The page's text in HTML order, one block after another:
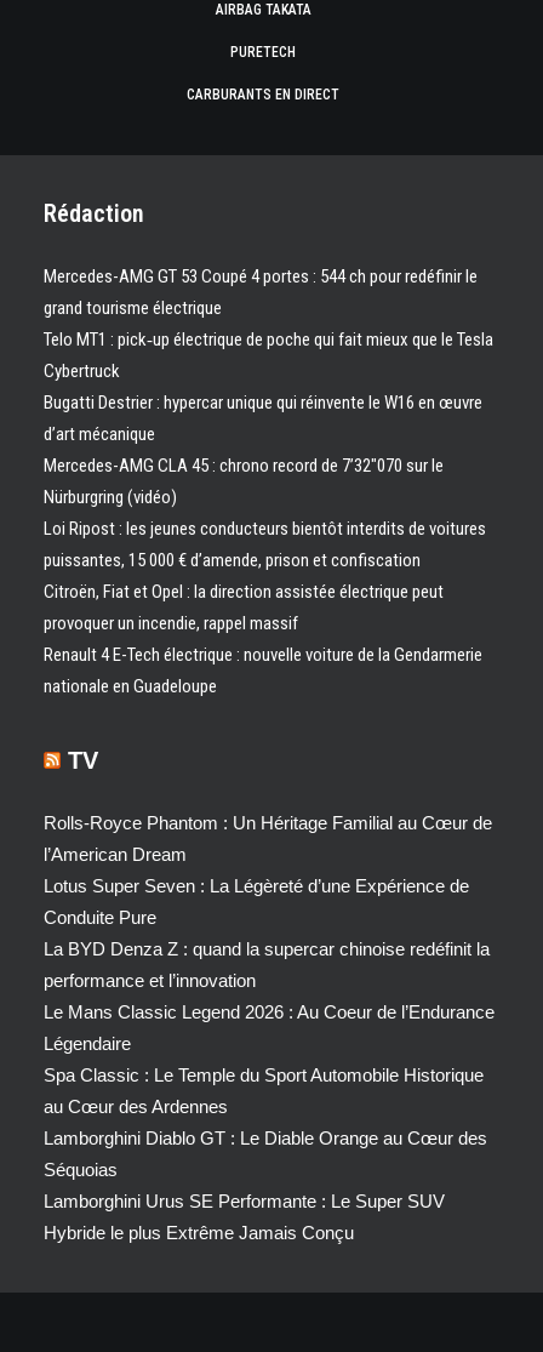
AIRBAG TAKATA
PURETECH
CARBURANTS EN DIRECT
Rédaction
Mercedes-AMG GT 53 Coupé 4 portes : 544 ch pour redéfinir le
grand tourisme électrique
Telo MT1 : pick‑up électrique de poche qui fait mieux que le Tesla
Cybertruck
Bugatti Destrier : hypercar unique qui réinvente le W16 en œuvre
d’art mécanique
Mercedes-AMG CLA 45 : chrono record de 7’32″070 sur le
Nürburgring (vidéo)
Loi Ripost : les jeunes conducteurs bientôt interdits de voitures
puissantes, 15 000 € d’amende, prison et confiscation
Citroën, Fiat et Opel : la direction assistée électrique peut
provoquer un incendie, rappel massif
Renault 4 E-Tech électrique : nouvelle voiture de la Gendarmerie
nationale en Guadeloupe
TV
Rolls-Royce Phantom : Un Héritage Familial au Cœur de
l’American Dream
Lotus Super Seven : La Légèreté d’une Expérience de
Conduite Pure
La BYD Denza Z : quand la supercar chinoise redéfinit la
performance et l’innovation
Le Mans Classic Legend 2026 : Au Coeur de l’Endurance
Légendaire
Spa Classic : Le Temple du Sport Automobile Historique
au Cœur des Ardennes
Lamborghini Diablo GT : Le Diable Orange au Cœur des
Séquoias
Lamborghini Urus SE Performante : Le Super SUV
Hybride le plus Extrême Jamais Conçu